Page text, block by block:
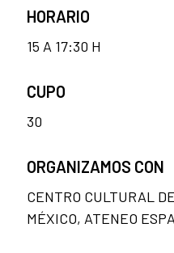
HORARIO
15 A 17:30 H
CUPO
30
ORGANIZAMOS CON
CENTRO CULTURAL
MÉXICO, ATENEO